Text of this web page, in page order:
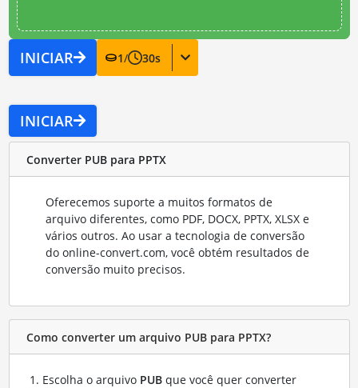
INICIAR 1/ 30s
INICIAR
Converter PUB para PPTX
Oferecemos suporte a muitos formatos de
arquivo diferentes, como PDF, DOCX, PPTX, XLSX e
vários outros. Ao usar a tecnologia de conversão
do online-convert.com, você obtém resultados de
conversão muito precisos.
Como converter um arquivo PUB para PPTX?
Escolha o arquivo PUBque você quer converter